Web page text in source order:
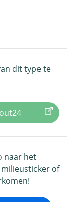
dit type te
naar het
of